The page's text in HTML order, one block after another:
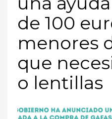
de 100
menores
que
o lentillas